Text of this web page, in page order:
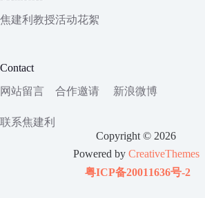
焦建利教授活动花絮
Contact
网站留言
合作邀请 新浪微博
联系焦建利
Copyright © 2026
Powered by CreativeThemes
粤ICP备20011636号-2